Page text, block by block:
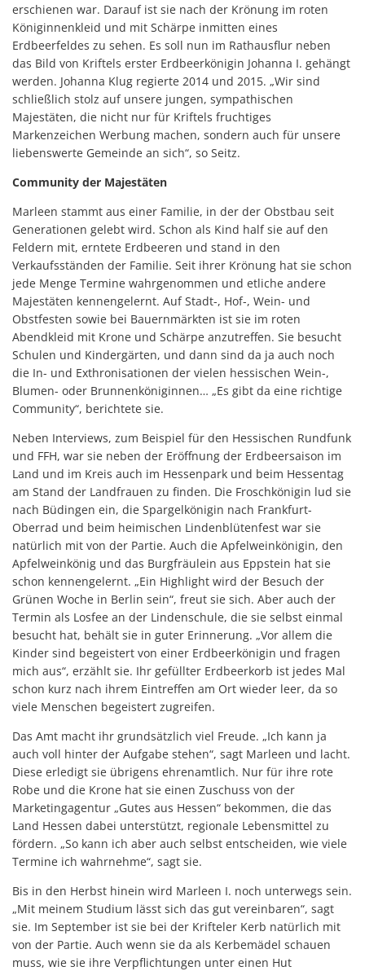
erschienen war. Darauf ist sie nach der Krönung im roten
Königinnenkleid und mit Schärpe inmitten eines
Erdbeerfeldes zu sehen. Es soll nun im Rathausflur neben
das Bild von Kriftels erster Erdbeerkönigin Johanna I. gehängt
werden. Johanna Klug regierte 2014 und 2015. „Wir sind
schließlich stolz auf unsere jungen, sympathischen
Majestäten, die nicht nur für Kriftels fruchtiges
Markenzeichen Werbung machen, sondern auch für unsere
liebenswerte Gemeinde an sich“, so Seitz.
Community der Majestäten
Marleen stammt aus einer Familie, in der der Obstbau seit
Generationen gelebt wird. Schon als Kind half sie auf den
Feldern mit, erntete Erdbeeren und stand in den
Verkaufsständen der Familie. Seit ihrer Krönung hat sie schon
jede Menge Termine wahrgenommen und etliche andere
Majestäten kennengelernt. Auf Stadt-, Hof-, Wein- und
Obstfesten sowie bei Bauernmärkten ist sie im roten
Abendkleid mit Krone und Schärpe anzutreffen. Sie besucht
Schulen und Kindergärten, und dann sind da ja auch noch
die In- und Exthronisationen der vielen hessischen Wein-,
Blumen- oder Brunnenköniginnen… „Es gibt da eine richtige
Community“, berichtete sie.
Neben Interviews, zum Beispiel für den Hessischen Rundfunk
und FFH, war sie neben der Eröffnung der Erdbeersaison im
Land und im Kreis auch im Hessenpark und beim Hessentag
am Stand der Landfrauen zu finden. Die Froschkönigin lud sie
nach Büdingen ein, die Spargelkönigin nach Frankfurt-
Oberrad und beim heimischen Lindenblütenfest war sie
natürlich mit von der Partie. Auch die Apfelweinkönigin, den
Apfelweinkönig und das Burgfräulein aus Eppstein hat sie
schon kennengelernt. „Ein Highlight wird der Besuch der
Grünen Woche in Berlin sein“, freut sie sich. Aber auch der
Termin als Losfee an der Lindenschule, die sie selbst einmal
besucht hat, behält sie in guter Erinnerung. „Vor allem die
Kinder sind begeistert von einer Erdbeerkönigin und fragen
mich aus“, erzählt sie. Ihr gefüllter Erdbeerkorb ist jedes Mal
schon kurz nach ihrem Eintreffen am Ort wieder leer, da so
viele Menschen begeistert zugreifen.
Das Amt macht ihr grundsätzlich viel Freude. „Ich kann ja
auch voll hinter der Aufgabe stehen“, sagt Marleen und lacht.
Diese erledigt sie übrigens ehrenamtlich. Nur für ihre rote
Robe und die Krone hat sie einen Zuschuss von der
Marketingagentur „Gutes aus Hessen“ bekommen, die das
Land Hessen dabei unterstützt, regionale Lebensmittel zu
fördern. „So kann ich aber auch selbst entscheiden, wie viele
Termine ich wahrnehme“, sagt sie.
Bis in den Herbst hinein wird Marleen I. noch unterwegs sein.
„Mit meinem Studium lässt sich das gut vereinbaren“, sagt
sie. Im September ist sie bei der Krifteler Kerb natürlich mit
von der Partie. Auch wenn sie da als Kerbemädel schauen
muss, wie sie ihre Verpflichtungen unter einen Hut